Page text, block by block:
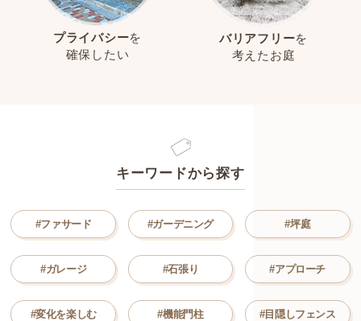
プライバシーを
確保したい
バリアフリーを
考えたお庭
キーワードから探す
#ファサード #ガーデニング #坪庭
#ガレージ #石張り #アプローチ
#変化を楽しむ #機能門柱 #目隠しフェンス